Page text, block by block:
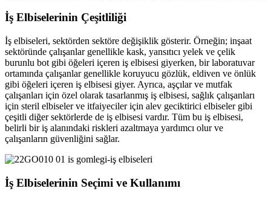
İş Elbiselerinin Çeşitliliği
İş elbiseleri, sektörden sektöre değişiklik gösterir. Örneğin; inşaat
sektöründe çalışanlar genellikle kask, yansıtıcı yelek ve çelik
burunlu bot gibi öğeleri içeren iş elbisesi giyerken, bir laboratuvar
ortamında çalışanlar genellikle koruyucu gözlük, eldiven ve önlük
gibi öğeleri içeren iş elbisesi giyer. Ayrıca, aşçılar ve mutfak
çalışanları için özel olarak tasarlanmış iş elbisesi, sağlık çalışanları
için steril elbiseler ve itfaiyeciler için alev geciktirici elbiseler gibi
çeşitli diğer sektörlerde de iş elbisesi vardır. Tüm bu iş elbisesi,
belirli bir iş alanındaki riskleri azaltmaya yardımcı olur ve
çalışanların güvenliğini sağlar.
İş Elbiselerinin Seçimi ve Kullanımı